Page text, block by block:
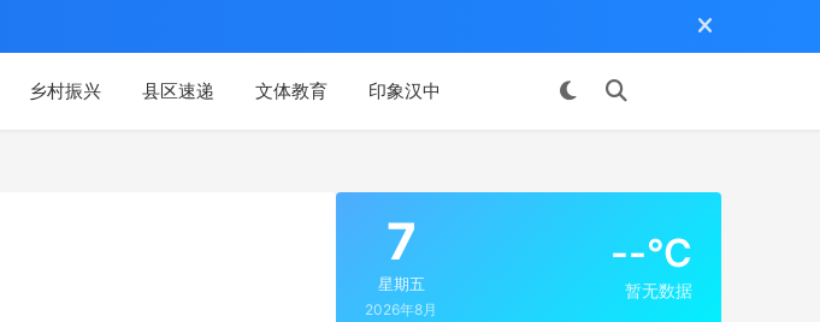
乡村振兴 县区速递 文体教育 印象汉中
7
星期五
2026年8月
--°C
暂无数据